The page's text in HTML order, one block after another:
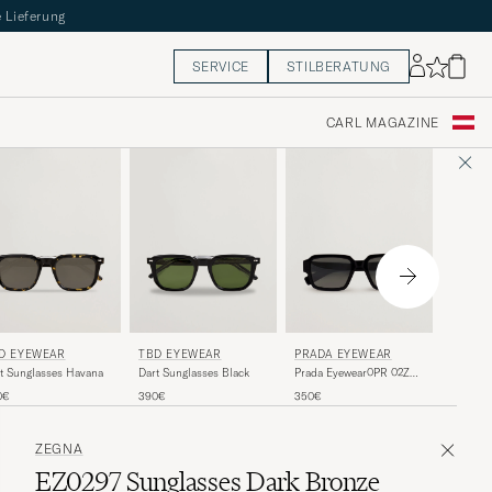
Lieferung
SERVICE STILBERATUNG
CARL MAGAZINE
EYEWEAR
Sunglasses Havana
TBD EYEWEAR
Dart Sunglasses Black
390€
PRADA EYEWEAR
Prada Eyewear0PR 02ZS
350€
ZEGNA
EZ0297 Sunglasses Dark Bronze